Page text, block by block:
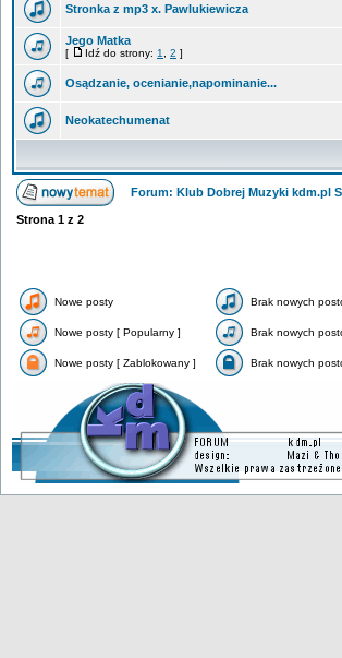
Stronka z mp3 x. Pawlukiewicza
Jego Matka
[ Idź do strony: 1 2 ]
Osądzanie, ocenianie,napominanie...
Neokatechumenat
Forum: Klub Dobrej Muzyki kdm.pl
Strona 1 z 2
Nowe posty Brak nowych
Nowe posty [ Popularny ] Brak nowych
Nowe posty [ Zablokowany ] Brak nowych